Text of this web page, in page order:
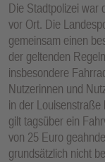
Die Stadtpolizei war
vor Ort. Die
gemeinsam einen
der geltenden
insbesondere
Nutzerinnen und
in der
gilt tagsüber ein
von 25 Euro
grundsätzlich nicht